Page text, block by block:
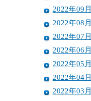
2022年09月
2022年08月
2022年07月
2022年06月
2022年05月
2022年04月
2022年03月